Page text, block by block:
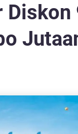
Diskon